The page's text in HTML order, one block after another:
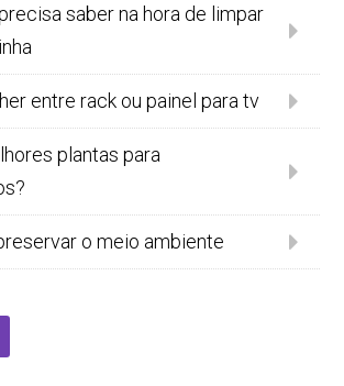
saber na hora de limpar
entre rack ou painel para tv
plantas para
o meio ambiente